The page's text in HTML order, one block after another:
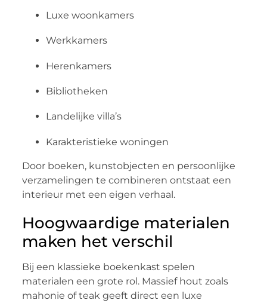
Luxe woonkamers
Werkkamers
Herenkamers
Bibliotheken
Landelijke villa’s
Karakteristieke woningen
Door boeken, kunstobjecten en persoonlijke
verzamelingen te combineren ontstaat een
interieur met een eigen verhaal.
Hoogwaardige materialen
maken het verschil
Bij een klassieke boekenkast spelen
materialen een grote rol. Massief hout zoals
mahonie of teak geeft direct een luxe